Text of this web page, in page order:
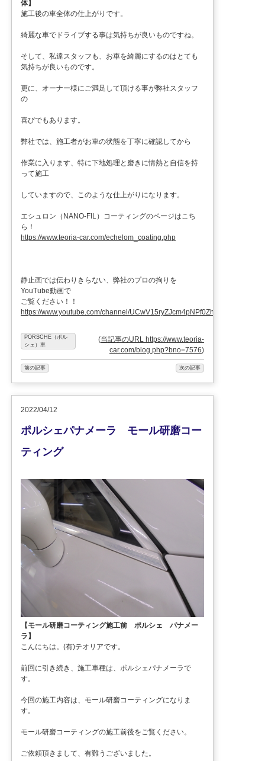
体】
施工後の車全体の仕上がりです。
綺麗な車でドライブする事は気持ちが良いものですね。
そして、私達スタッフも、お車を綺麗にするのはとても
気持ちが良いものです。
更に、オーナー様にご満足して頂ける事が弊社スタッフ
の
喜びでもあります。
弊社では、施工者がお車の状態を丁寧に確認してから
作業に入ります、特に下地処理と磨きに情熱と自信を持
って施工
していますので、このような仕上がりになります。
エシュロン（NANO-FIL）コーティングのページはこち
ら！
https://www.teoria-car.com/echelom_coating.php
静止画では伝わりきらない、弊社のプロの拘りを
YouTube動画で
ご覧ください！！
https://www.youtube.com/channel/UCwV15ryZJcm4pNPf0ZhXu9g
PORSCHE（ポル
シェ）車
(当記事のURL https://www.teoria-
car.com/blog.php?bno=7576)
前の記事 次の記事
2022/04/12
ポルシェパナメーラ モール研磨コー
ティング
【モール研磨コーティング施工前 ポルシェ パナメー
ラ】
こんにちは。(有)テオリアです。
前回に引き続き、施工車種は、ポルシェパナメーラで
す。
今回の施工内容は、モール研磨コーティングになりま
す。
モール研磨コーティングの施工前後をご覧ください。
ご依頼頂きまして、有難うございました。